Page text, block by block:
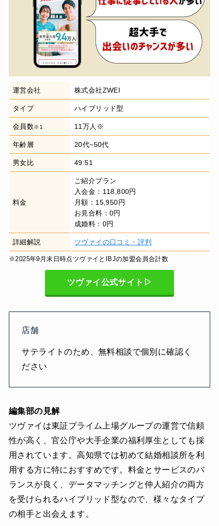
運営会社 株式会社ZWEI
タイプ ハイブリッド型
会員数※1 11万人※
年齢層 20代~50代
男女比 49:51
料金
ご紹介プラン
入会金：118,800円
月額：15,950円
お見合料：0円
成婚料：0円
詳細解説 ツヴァイの口コミ・評判
※2025年9月末日時点ツヴァイとIBJの加盟会員合計数
ツヴァイ公式サイト▷
店舗
サテライトのため、無料相談で個別に確認く
ださい
編集部の見解
ツヴァイは東証プライム上場グループの運営で信頼
性が高く、官公庁や大手企業の福利厚生としても採
用されています。高知県では初めて結婚相談所を利
用する方に特におすすめです。料金とサービスのバ
ランスが良く、データマッチングと仲人紹介の両方
を受けられるハイブリッド型なので、様々なタイプ
の相手と出会えます。